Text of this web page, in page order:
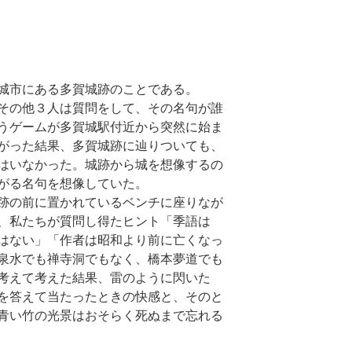
にある多賀城跡のことである。
の他３人は質問をして、その名句が誰
ゲームが多賀城駅付近から突然に始ま
った結果、多賀城跡に辿りついても、
いなかった。城跡から城を想像するの
る名句を想像していた。
前に置かれているベンチに座りなが
私たちが質問し得たヒント「季語は
ない」「作者は昭和より前に亡くなっ
水でも禅寺洞でもなく、橋本夢道でも
て考えた結果、雷のように閃いた
答えて当たったときの快感と、そのと
い竹の光景はおそらく死ぬまで忘れる